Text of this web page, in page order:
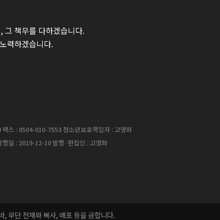
그 책무를 다하겠습니다.
력하겠습니다.
스 : 0504-010-7553 청소년보호책임자 : 고영화
일 : 2019-12-10 발행·편집인 : 고영화
단 전재와 복사, 배포 등을 금합니다.